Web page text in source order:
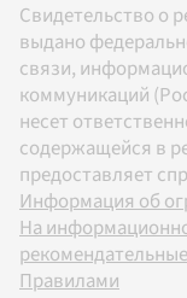
Свидетельство о
выдано
связи,
коммуникаций
несет
содержащейся в
предоставляет
Информация об
На
Правилами